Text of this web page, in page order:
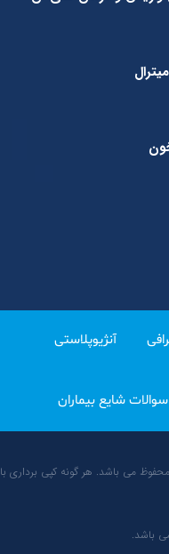
آنژیوپلاستی
سوالات شایع بیماران
می باشد. هر گونه کپی برداری با
باشد.